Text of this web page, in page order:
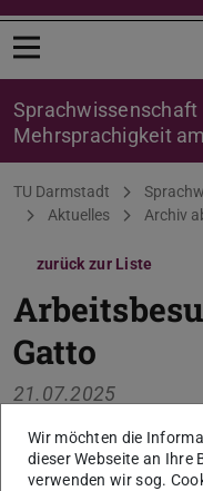
Menü öffnen
Sprachwissenschaft
Mehrsprachigkeit
Sie befinden sich hier:
TU Darmstadt
Aktuelles
Archiv
zurück zur Liste
Gatto
21.07.2025
Am 22.07.2025 wird
College in Edmonton,
Wir möchten die
dieser Webseite an Ihre
verwenden wir sog.